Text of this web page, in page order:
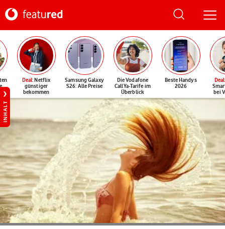
Deal: Netflix
günstiger
bekommen
Samsung Galaxy
S26: Alle Preise
Die Vodafone
CallYa-Tarife im
Überblick
Beste Handys
2026
Deal
bei
INHALT